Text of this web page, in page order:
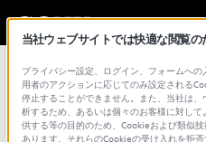
総合サポート・お問
AH-6800
当社ウェブサイトでは快適な閲覧の
プライバシー設定、ログイン、フォームへ
用者のアクションに応じてのみ設定される
停止することができません。また、当社は
析するため、あるいは個々のお客様に対し
供する等の目的のため、Cookieおよび類似
あります。それらのCookieの受け入れを拒